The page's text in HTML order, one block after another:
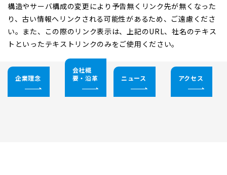
構造やサーバ構成の変更により予告無くリンク先が無くなった
り、古い情報へリンクされる可能性があるため、ご遠慮くださ
い。また、この際のリンク表示は、上記のURL、社名のテキス
トといったテキストリンクのみをご使用ください。
企業理念
会社概
要・沿革
ニュース アクセス